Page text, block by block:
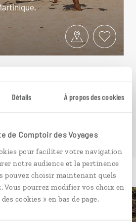
Détails À propos des cookies
de Comptoir des Voyages
pour faciliter votre navigation
notre audience et la pertinence
pouvez choisir maintenant quels
Vous pourrez modifier vos choix en
cookies » en bas de page.